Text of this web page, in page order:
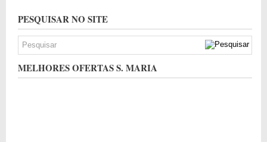
PESQUISAR NO SITE
MELHORES OFERTAS S. MARIA